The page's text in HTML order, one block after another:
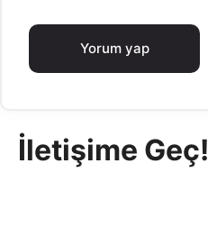
İletişime Geç!